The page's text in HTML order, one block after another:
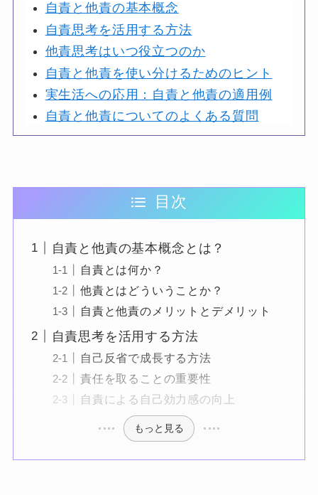
自責と他責の基本概念
自責思考を活用する方法
他責思考はいつ役立つのか
自責と他責を使い分けるためのヒント
実生活への応用：自責と他責の適用例
自責と他責についてのよくある質問
目次
自責と他責の基本概念とは？
自責とは何か？
他責とはどういうことか？
自責と他責のメリットとデメリット
自責思考を活用する方法
自己反省で成長する方法
責任を取ることの重要性
自責による自己効力感の向上
もっと見る